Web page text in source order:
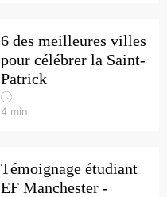
6 des meilleures villes
pour célébrer la Saint-
Patrick
4 min
Témoignage étudiant
EF Manchester -